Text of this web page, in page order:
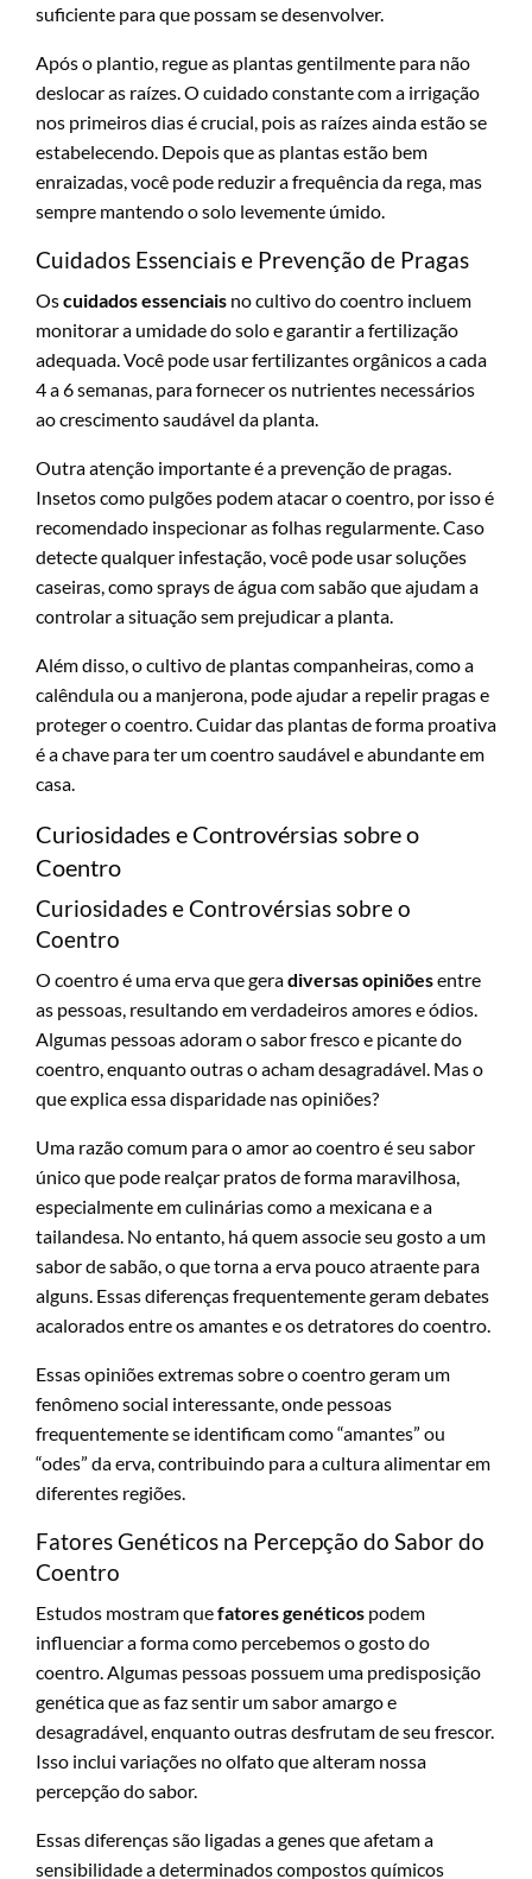
suficiente para que possam se desenvolver.
Após o plantio, regue as plantas gentilmente para não
deslocar as raízes. O cuidado constante com a irrigação
nos primeiros dias é crucial, pois as raízes ainda estão se
estabelecendo. Depois que as plantas estão bem
enraizadas, você pode reduzir a frequência da rega, mas
sempre mantendo o solo levemente úmido.
Cuidados Essenciais e Prevenção de Pragas
Oscuidados essenciais no cultivo do coentro incluem
monitorar a umidade do solo e garantir a fertilização
adequada. Você pode usar fertilizantes orgânicos a cada
4 a 6 semanas, para fornecer os nutrientes necessários
ao crescimento saudável da planta.
Outra atenção importante é a prevenção de pragas.
Insetos como pulgões podem atacar o coentro, por isso é
recomendado inspecionar as folhas regularmente. Caso
detecte qualquer infestação, você pode usar soluções
caseiras, como sprays de água com sabão que ajudam a
controlar a situação sem prejudicar a planta.
Além disso, o cultivo de plantas companheiras, como a
calêndula ou a manjerona, pode ajudar a repelir pragas e
proteger o coentro. Cuidar das plantas de forma proativa
é a chave para ter um coentro saudável e abundante em
casa.
Curiosidades e Controvérsias sobre o
Coentro
Curiosidades e Controvérsias sobre o
Coentro
O coentro é uma erva que geradiversas opiniõesentre
as pessoas, resultando em verdadeiros amores e ódios.
Algumas pessoas adoram o sabor fresco e picante do
coentro, enquanto outras o acham desagradável. Mas o
que explica essa disparidade nas opiniões?
Uma razão comum para o amor ao coentro é seu sabor
único que pode realçar pratos de forma maravilhosa,
especialmente em culinárias como a mexicana e a
tailandesa. No entanto, há quem associe seu gosto a um
sabor de sabão, o que torna a erva pouco atraente para
alguns. Essas diferenças frequentemente geram debates
acalorados entre os amantes e os detratores do coentro.
Essas opiniões extremas sobre o coentro geram um
fenômeno social interessante, onde pessoas
frequentemente se identificam como “amantes” ou
“odes” da erva, contribuindo para a cultura alimentar em
diferentes regiões.
Fatores Genéticos na Percepção do Sabor do
Coentro
Estudos mostram quefatores genéticos podem
influenciar a forma como percebemos o gosto do
coentro. Algumas pessoas possuem uma predisposição
genética que as faz sentir um sabor amargo e
desagradável, enquanto outras desfrutam de seu frescor.
Isso inclui variações no olfato que alteram nossa
percepção do sabor.
Essas diferenças são ligadas a genes que afetam a
sensibilidade a determinados compostos químicos